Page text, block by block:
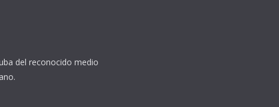
del reconocido medio